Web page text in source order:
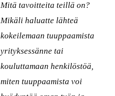
Mitä tavoitteita teillä on?
Mikäli haluatte lähteä
kokeilemaan tuuppaamista
yrityksessänne tai
kouluttamaan henkilöstöä,
miten tuuppaamista voi